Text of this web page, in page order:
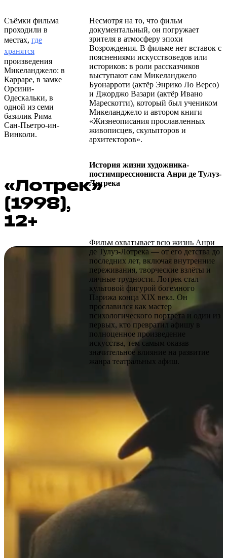
Съёмки фильма
проходили в
местах, где
хранятся
произведения
Микеланджело: в
Карраре, в замке
Орсини-
Одескальки, в
одной из семи
базилик Рима
Сан-Пьетро-ин-
Винколи.
Несмотря на то, что фильм
документальный, он погружает
зрителя в атмосферу эпохи
Возрождения. В фильме нет вставок с
пояснениями искусствоведов или
историков: в роли рассказчиков
выступают сам Микеланджело
Буонарроти (актёр Энрико Ло Версо)
и Джорджо Вазари (актёр Ивано
Марескотти), который был учеником
Микеланджело и автором книги
«Жизнеописания прославленных
живописцев, скульпторов и
архитекторов».
«Лотрек»
(1998),
12+
История жизни художника-
постимпрессиониста Анри де Тулуз-
Лотрека
Фильм охватывает всю жизнь Анри
де Тулуз-Лотрека — от его детства до
последних лет, включая внутренние
переживания, творческие взлёты и
личные трудности. Лотрек стал
культовой фигурой богемного
Парижа конца XIX века. Он
прославился как мастер
психологического портрета и один из
первых, кто превратил афишу в
полноценное произведение
искусства, тем самым оказав
значительное влияние на развитие
жанра театральных афиш.